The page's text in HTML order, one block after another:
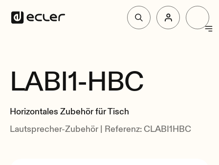
Lösungen
Über Ecler
überblick
LABI1-HBC
Horizontales Zubehör für Tisch
Lautsprecher-Zubehör | Referenz: CLABI1HBC